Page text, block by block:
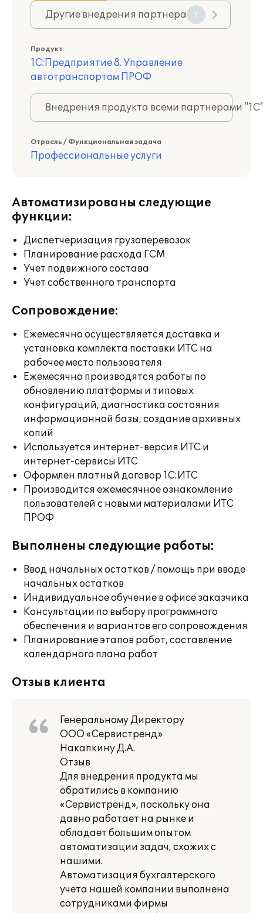
Другие внедрения партнера 7
Продукт
1С:Предприятие 8. Управление
автотранспортом ПРОФ
Внедрения продукта всеми партнерами
Отрасль / Функциональная задача
Профессиональные услуги
Автоматизированы следующие
функции:
Диспетчеризация грузоперевозок
Планирование расхода ГСМ
Учет подвижного состава
Учет собственного транспорта
Сопровождение:
Ежемесячно осуществляется доставка и
установка комплекта поставки ИТС на
рабочее место пользователя
Ежемесячно производятся работы по
обновлению платформы и типовых
конфигураций, диагностика состояния
информационной базы, создание архивных
копий
Используется интернет-версия ИТС и
интернет-сервисы ИТС
Оформлен платный договор 1С:ИТС
Производится ежемесячное ознакомление
пользователей с новыми материалами ИТС
ПРОФ
Выполнены следующие работы:
Ввод начальных остатков / помощь при вводе
начальных остатков
Индивидуальное обучение в офисе заказчика
Консультации по выбору программного
обеспечения и вариантов его сопровождения
Планирование этапов работ, составление
календарного плана работ
Отзыв клиента
Генеральному Директору
ООО «Сервистренд»
Накапкину Д.А.
Отзыв
Для внедрения продукта мы
обратились в компанию
«Сервистренд», поскольку она
давно работает на рынке и
обладает большим опытом
автоматизации задач, схожих с
нашими.
Автоматизация бухгалтерского
учета нашей компании выполнена
сотрудниками фирмы